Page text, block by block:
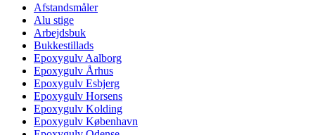
Afstandsmåler
Alu stige
Arbejdsbuk
Bukkestillads
Epoxygulv Aalborg
Epoxygulv Århus
Epoxygulv Esbjerg
Epoxygulv Horsens
Epoxygulv Kolding
Epoxygulv København